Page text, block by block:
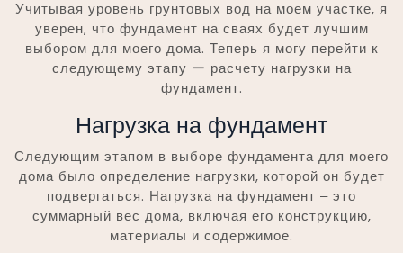
Учитывая уровень грунтовых вод на моем участке, я
уверен, что фундамент на сваях будет лучшим
выбором для моего дома. Теперь я могу перейти к
следующему этапу ー расчету нагрузки на
фундамент.
Нагрузка на фундамент
Следующим этапом в выборе фундамента для моего
дома было определение нагрузки, которой он будет
подвергаться. Нагрузка на фундамент ‒ это
суммарный вес дома, включая его конструкцию,
материалы и содержимое.